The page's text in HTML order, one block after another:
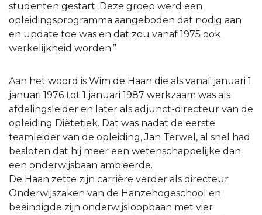
studenten gestart. Deze groep werd een
opleidingsprogramma aangeboden dat nodig aan
en update toe was en dat zou vanaf 1975 ook
werkelijkheid worden.”
Aan het woord is Wim de Haan die als vanaf januari 1
januari 1976 tot 1 januari 1987 werkzaam was als
afdelingsleider en later als adjunct-directeur van de
opleiding Diëtetiek. Dat was nadat de eerste
teamleider van de opleiding, Jan Terwel, al snel had
besloten dat hij meer een wetenschappelijke dan
een onderwijsbaan ambieerde.
De Haan zette zijn carrière verder als directeur
Onderwijszaken van de Hanzehogeschool en
beëindigde zijn onderwijsloopbaan met vier